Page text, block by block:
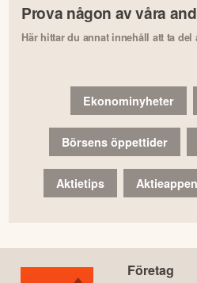
Prova någon av våra
Här hittar du annat innehåll att ta
Ekonominyheter
Börsens öppettider
Aktietips
Företag